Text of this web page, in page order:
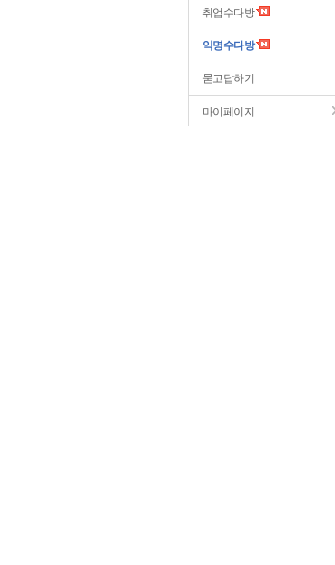
취업수다방
익명수다방
묻고답하기
마이페이지